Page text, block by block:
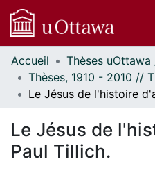
Communautés
et collections
Parcourir
À propos
Accueil
Le Jésus de
Paul Tillich.